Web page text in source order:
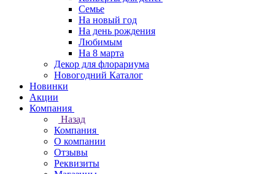
Семье
На новый год
На день рождения
Любимым
На 8 марта
Декор для флорариума
Новогодний Каталог
Новинки
Акции
Компания
Назад
Компания
О компании
Отзывы
Реквизиты